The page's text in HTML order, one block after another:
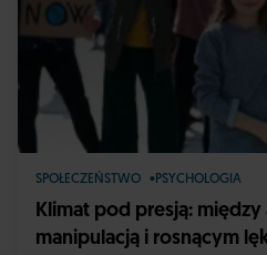
SPOŁECZEŃSTWO PSYCHOLOGIA
Klimat pod presją:
manipulacją i rosnącym